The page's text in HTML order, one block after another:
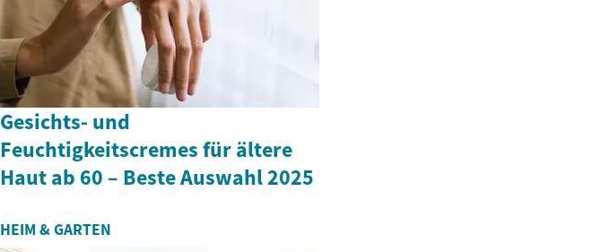
Gesichts- und
Feuchtigkeitscremes für ältere
Haut ab 60 – Beste Auswahl 2025
HEIM & GARTEN